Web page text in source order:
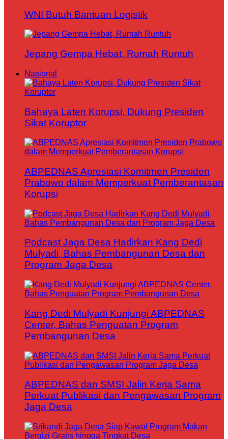
WNI Butuh Bantuan Logistik
Jepang Gempa Hebat, Rumah Runtuh
Nasional
Bahaya Laten Korupsi, Dukung Presiden
Sikat Koruptor
ABPEDNAS Apresiasi Komitmen Presiden
Prabowo dalam Memperkuat Pemberantasan
Korupsi
Podcast Jaga Desa Hadirkan Kang Dedi
Mulyadi, Bahas Pembangunan Desa dan
Program Jaga Desa
Kang Dedi Mulyadi Kunjungi ABPEDNAS
Center, Bahas Penguatan Program
Pembangunan Desa
ABPEDNAS dan SMSI Jalin Kerja Sama
Perkuat Publikasi dan Pengawasan Program
Jaga Desa